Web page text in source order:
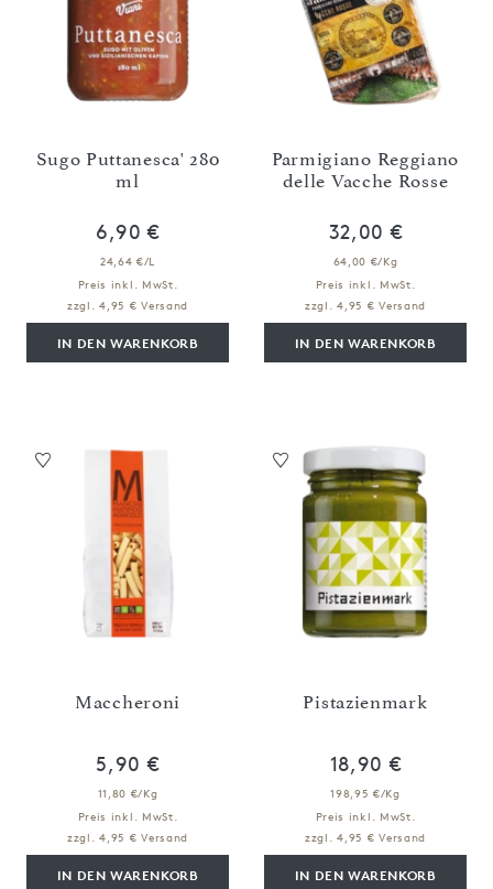
Sugo Puttanesca' 280
ml
6,90 €
24,64 €/L
Preis inkl. MwSt.
zzgl. 4,95 € Versand
IN DEN WARENKORB
Parmigiano Reggiano
delle Vacche Rosse
32,00 €
64,00 €/Kg
Preis inkl. MwSt.
zzgl. 4,95 € Versand
IN DEN WARENKORB
Maccheroni
5,90 €
11,80 €/Kg
Preis inkl. MwSt.
zzgl. 4,95 € Versand
IN DEN WARENKORB
Pistazienmark
18,90 €
198,95 €/Kg
Preis inkl. MwSt.
zzgl. 4,95 € Versand
IN DEN WARENKORB